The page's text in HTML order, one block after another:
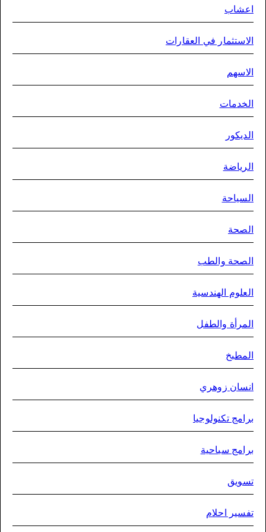
في العقارات
والطب
الهندسية
والطفل
زوهري
تكنولوجيا
سياحية
احلام